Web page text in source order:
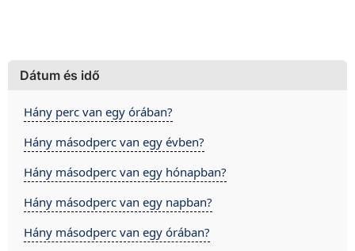
Dátum és idő
Hány perc van egy órában?
Hány másodperc van egy évben?
Hány másodperc van egy hónapban?
Hány másodperc van egy napban?
Hány másodperc van egy órában?